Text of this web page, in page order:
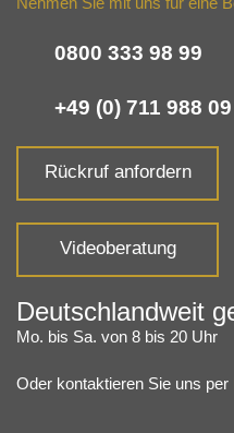
0800 333 98 99
+49 (0) 711 988
Rückruf anfordern
Videoberatung
Deutschlandweit
Mo. bis Sa. von 8 bis 20 Uhr
Oder kontaktieren Sie uns per